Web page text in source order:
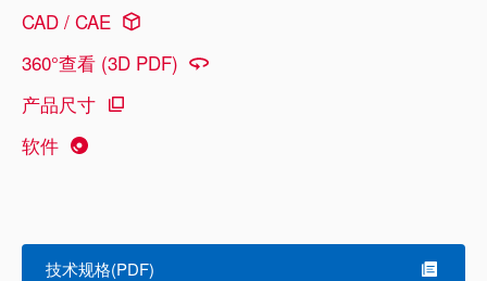
CAD / CAE
360°查看 (3D PDF)
产品尺寸
软件
技术规格(PDF)